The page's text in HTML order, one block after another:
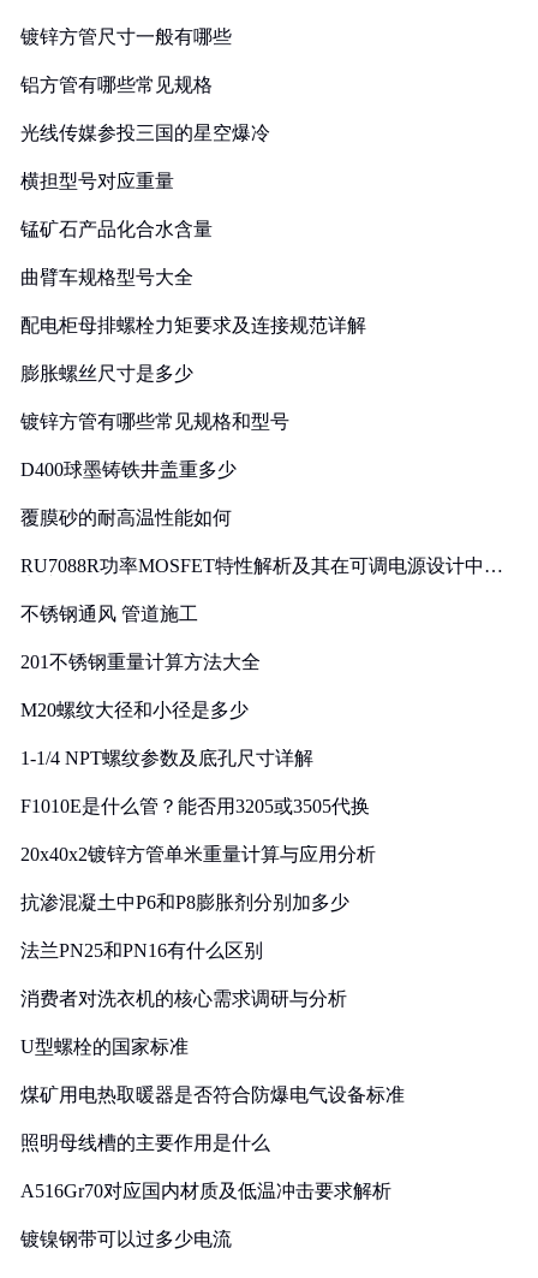
镀锌方管尺寸一般有哪些
铝方管有哪些常见规格
光线传媒参投三国的星空爆冷
横担型号对应重量
锰矿石产品化合水含量
曲臂车规格型号大全
配电柜母排螺栓力矩要求及连接规范详解
膨胀螺丝尺寸是多少
镀锌方管有哪些常见规格和型号
D400球墨铸铁井盖重多少
覆膜砂的耐高温性能如何
RU7088R功率MOSFET特性解析及其在可调电源设计中的
不锈钢通风 管道施工
201不锈钢重量计算方法大全
M20螺纹大径和小径是多少
1-1/4 NPT螺纹参数及底孔尺寸详解
F1010E是什么管？能否用3205或3505代换
20x40x2镀锌方管单米重量计算与应用分析
抗渗混凝土中P6和P8膨胀剂分别加多少
法兰PN25和PN16有什么区别
消费者对洗衣机的核心需求调研与分析
U型螺栓的国家标准
煤矿用电热取暖器是否符合防爆电气设备标准
照明母线槽的主要作用是什么
A516Gr70对应国内材质及低温冲击要求解析
镀镍钢带可以过多少电流